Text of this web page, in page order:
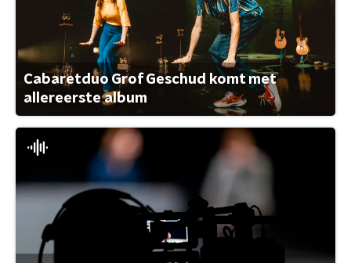
Cabaretduo Grof Geschud komt met
allereerste album